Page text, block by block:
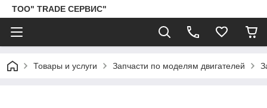
ТОО" TRADE СЕРВИС"
Товары и услуги Запчасти по моделям двигателей